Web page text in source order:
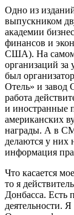
Одно из
выпускником
академии
финансов и
США). На самом
организаций за
был
Отель» и завод
работа
и иностранные
американских
награды. А в
делаются у них
информация
Что касается
то я
Донбасса. Есть
деятельности.